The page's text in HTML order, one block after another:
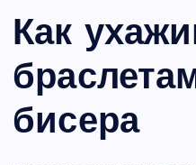
Как
бисера